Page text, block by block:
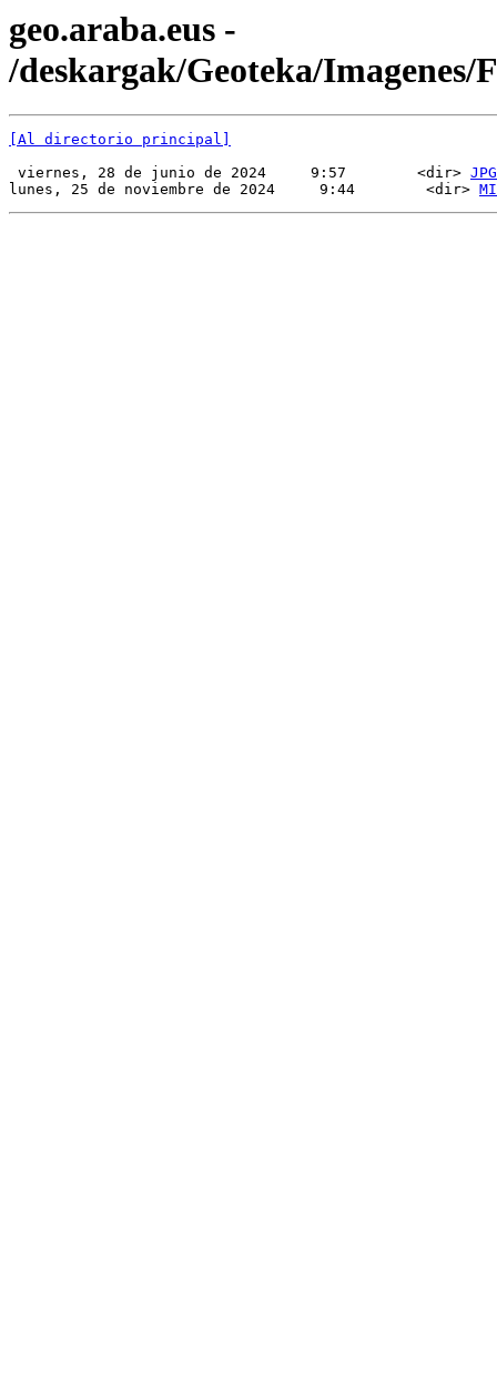
geo.araba.eus -
/deskargak/Geoteka/Imagenes/
[Al directorio principal]
viernes, 28 de junio de 2024     9:57        <dir> JPG
lunes, 25 de noviembre de 2024     9:44        <dir>